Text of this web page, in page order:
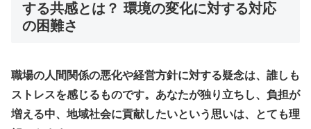
する共感とは？ 環境の変化に対する対応
の困難さ
職場の人間関係の悪化や経営方針に対する疑念は、誰しも
ストレスを感じるものです。あなたが独り立ちし、負担が
増える中、地域社会に貢献したいという思いは、とても理